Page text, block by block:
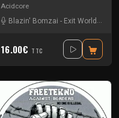
Acidcore
Blazin' Bomzai - Exit World -
16.00€ TTC